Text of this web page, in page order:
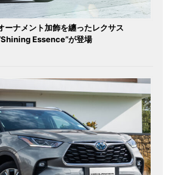
ーナメント加飾を纏ったレクサス
Essence”が登場